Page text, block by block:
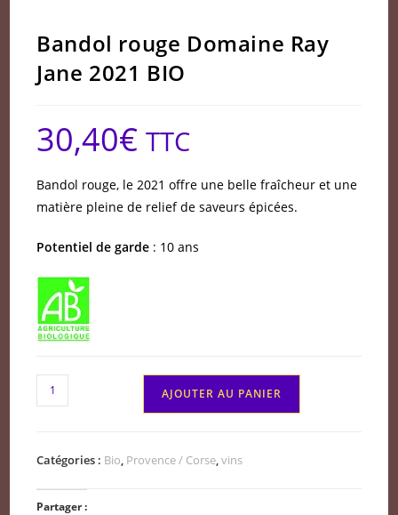
Bandol rouge Domaine Ray
Jane 2021 BIO
30,40€ TTC
Bandol rouge, le 2021 offre une belle fraîcheur et une
matière pleine de relief de saveurs épicées.
Potentiel de garde : 10 ans
quantité
de
Ray
AJOUTER AU PANIER
Catégories : Bio Provence / Corse ,vins
Partager :